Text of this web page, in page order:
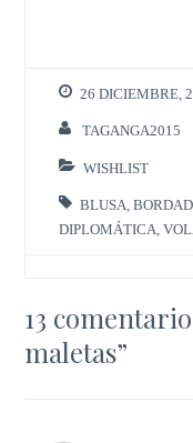
26 DICIEMBRE,
TAGANGA2015
WISHLIST
BLUSA ,
DIPLOMÁTICA ,
13
maletas”